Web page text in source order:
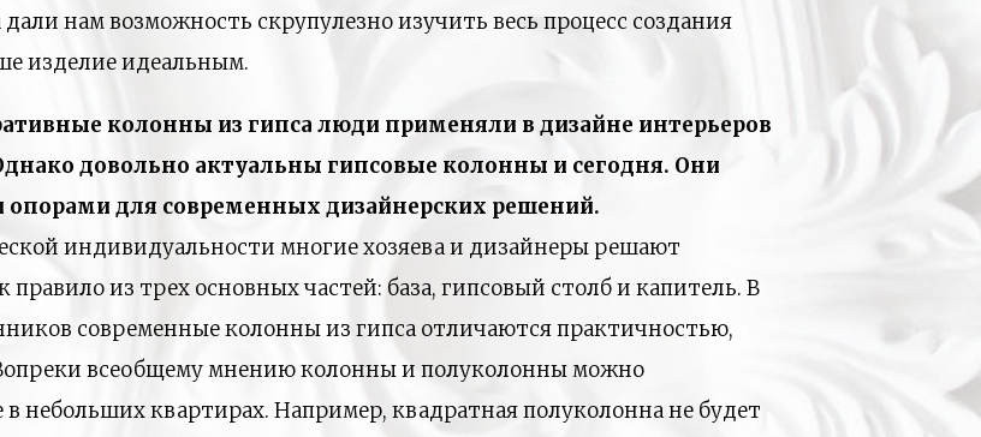
нам возможность скрупулезно изучить весь процесс создания
изделие идеальным.
колонны из гипса люди применяли в дизайне интерьеров
довольно актуальны гипсовые колонны и сегодня. Они
для современных дизайнерских решений.
индивидуальности многие хозяева и дизайнеры решают
из трех основных частей: база, гипсовый столб и капитель. В
современные колонны из гипса отличаются практичностью,
всеобщему мнению колонны и полуколонны можно
в небольших квартирах. Например, квадратная полуколонна не будет